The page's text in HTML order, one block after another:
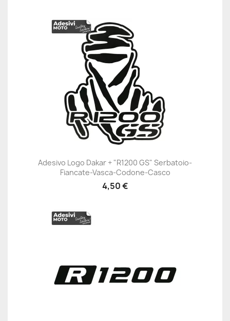
Adesivo Logo Dakar + "R1200 GS" Serbatoio-
Fiancate-Vasca-Codone-Casco
4,50 €